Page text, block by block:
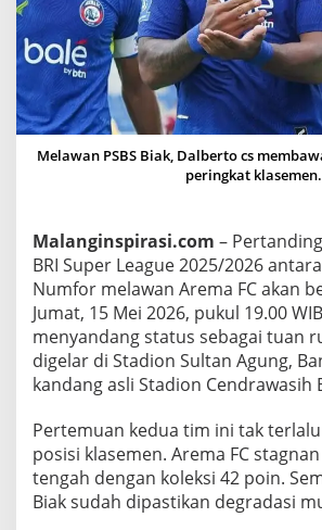
v
s
A
r
m
a
S
i
n
g
o
E
a
n
U
n
Melawan PSBS Biak, Dalberto cs
peringkat
Malanginspirasi.com –
BRI Super League 2025/2026
Numfor melawan Arema FC akan
Jumat, 15 Mei 2026, pukul 19.00
menyandang status sebagai tuan
digelar di Stadion Sultan Agung,
kandang asli Stadion Cendrawasih
Pertemuan kedua tim ini tak
posisi klasemen. Arema FC
tengah dengan koleksi 42 poin.
Biak sudah dipastikan degradasi